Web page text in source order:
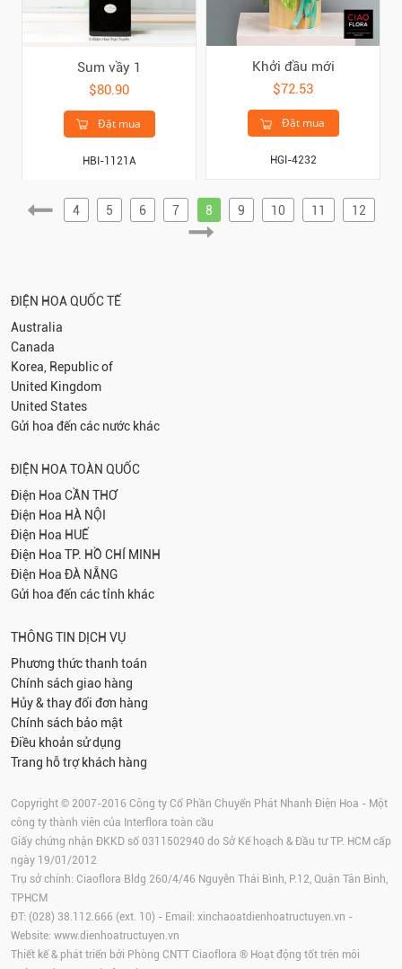
Sum vầy 1
$80.90
Đặt mua
HBI-1121A
Khởi đầu mới
$72.53
Đặt mua
HGI-4232
4 5 6 7 8 9 10 11 12
ĐIỆN HOA QUỐC TẾ
Australia
Canada
Korea, Republic of
United Kingdom
United States
Gửi hoa đến các nước khác
ĐIỆN HOA TOÀN QUỐC
Điện Hoa CẦN THƠ
Điện Hoa HÀ NỘI
Điện Hoa HUẾ
Điện Hoa TP. HỒ CHÍ MINH
Điện Hoa ĐÀ NẴNG
Gửi hoa đến các tỉnh khác
THÔNG TIN DỊCH VỤ
Phương thức thanh toán
Chính sách giao hàng
Hủy & thay đổi đơn hàng
Chính sách bảo mật
Điều khoản sử dụng
Trang hỗ trợ khách hàng
Copyright © 2007-2016 Công ty Cổ Phần Chuyển Phát Nhanh Điện Hoa - Một
công ty thành viên của Interflora toàn cầu
Giấy chứng nhận ĐKKD số 0311502940 do Sở Kế hoạch & Đầu tư TP. HCM cấp
ngày 19/01/2012
Trụ sở chính: Ciaoflora Bldg 260/4/46 Nguyễn Thái Bình, P.12, Quận Tân Bình,
TPHCM
ĐT: (028) 38.112.666 (ext. 10) - Email: xinchaoatdienhoatructuyen.vn -
Website: www.dienhoatructuyen.vn
Thiết kế & phát triển bởi Phòng CNTT Ciaoflora ® Hoạt động tốt trên môi